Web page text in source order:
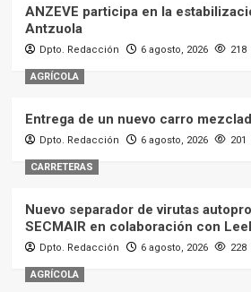
ANZEVE participa en la
Antzuola
Dpto. Redacción 6 agosto, 2026 218
AGRÍCOLA
Entrega de un nuevo carro
Dpto. Redacción 6 agosto, 2026 201
CARRETERAS
Nuevo separador de virutas
SECMAIR en colaboración con
Dpto. Redacción 6 agosto, 2026 228
AGRÍCOLA